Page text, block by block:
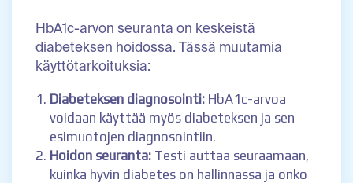
HbA1c-arvon seuranta on keskeistä
diabeteksen hoidossa. Tässä muutamia
käyttötarkoituksia:
Diabeteksen diagnosointi: HbA1c-arvoa
voidaan käyttää myös diabeteksen ja sen
esimuotojen diagnosointiin.
Hoidon seuranta: Testi auttaa seuraamaan,
kuinka hyvin diabetes on hallinnassa ja onko